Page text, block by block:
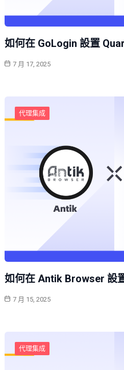
如何在 GoLogin 設置
7 月 17, 2025
代理集成
如何在 Antik Browser 設
7 月 15, 2025
代理集成